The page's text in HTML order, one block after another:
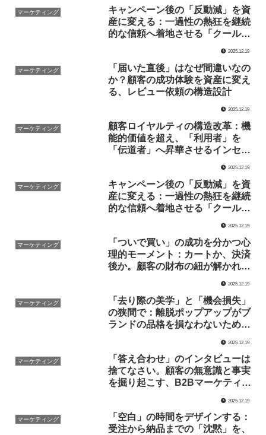
マーケティング
キャンペーン後の「反動減」を資
産に変える：一過性の熱狂を継続
的な信頼へ着地させる「クールダ
2025.12.19
マーケティング
「届いた直後」はなぜ間違いなの
か？顧客の成功体験を資産に変え
る、レビュー依頼の構造設計
2025.12.19
マーケティング
顧客ロイヤルティの構造改革：機
能的価値を超え、「利用者」を
「伝道者」へ昇華させるインセン
2025.12.19
マーケティング
キャンペーン後の「反動減」を資
産に変える：一過性の熱狂を継続
的な信頼へ着地させる「クールダ
2025.12.19
マーケティング
「ついで買い」の成功を分かつ心
理的モーメント：カートか、決済
後か。顧客の財布の紐が解かれる
2025.12.19
マーケティング
「去り際の美学」と「機会損失」
の狭間で：離脱ポップアップがブ
ランドの品格を損なわないための
2025.12.19
マーケティング
「答え合わせ」のインタビューは
捨てなさい。顧客の無意識と事実
を掘り起こす、B2Bマーケティン
2025.12.19
マーケティング
「空白」の時間をデザインする：
受注から納品までの「沈黙」を、